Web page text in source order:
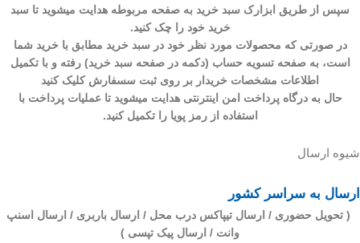
سپس از طریق ابزارک سبد خرید به صفحه مربوطه هدایت میشوید تا سبد
خرید خود را چک کنید.
در صورتی که محصولات مورد نظر خود در سبد خرید مطابق با خرید شما
است، به صفحه تسویه حساب (دکمه در صفحه سبد خرید) رفته و با تکمیل
اطلاعات مشخصات خریدار بر روی ثبت سسفارش کلیک کنید
حال به درگاه پرداخت امن اینترنتی هدایت میشوید تا عملیات پرداخت با
استفاده از رمز پویا را تکمیل کنید.
شیوه ارسال
ارسال به سراسر کشور
( تحویل حضوری / ارسال تیپاکس درب محل / ارسال باربری / ارسال اسنپ
وانت / ارسال پیک تپسی )